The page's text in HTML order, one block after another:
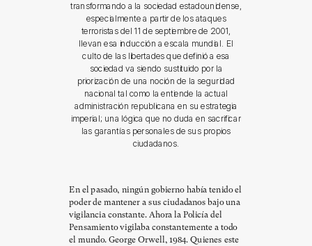
transformando a la sociedad estadounidense,
especialmente a partir de los ataques
terroristas del 11 de septiembre de 2001,
llevan esa inducción a escala mundial. El
culto de las libertades que definió a esa
sociedad va siendo sustituido por la
priorización de una noción de la seguridad
nacional tal como la entiende la actual
administración republicana en su estrategia
imperial; una lógica que no duda en sacrificar
las garantías personales de sus propios
ciudadanos.
En el pasado, ningún gobierno había tenido el
poder de mantener a sus ciudadanos bajo una
vigilancia constante. Ahora la Policía del
Pensamiento vigilaba constantemente a todo
el mundo. George Orwell, 1984. Quienes este